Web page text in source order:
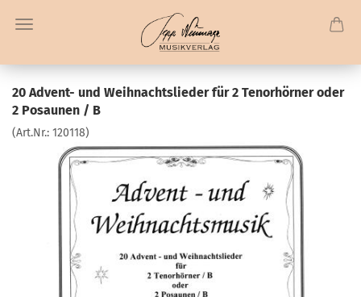
20 Advent- und Weihnachtslieder für 2 Tenorhörner oder
2 Posaunen / B
(Art.Nr.: 120118)